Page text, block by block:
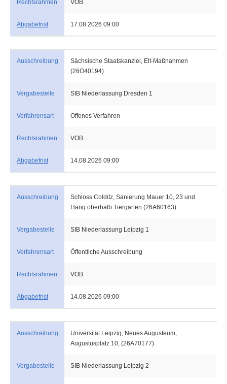
Rechtsrahmen VOB
Abgabefrist 17.08.2026 09:00
Ausschreibung
Sächsische Staatskanzlei, Elt-Maßnahmen
(26O40194)
Vergabestelle SIB Niederlassung Dresden 1
Verfahrensart Offenes Verfahren
Rechtsrahmen VOB
Abgabefrist 14.08.2026 09:00
Ausschreibung
Schloss Colditz, Sanierung Mauer 10, 23 und
Hang oberhalb Tiergarten (26A60163)
Vergabestelle SIB Niederlassung Leipzig 1
Verfahrensart Öffentliche Ausschreibung
Rechtsrahmen VOB
Abgabefrist 14.08.2026 09:00
Ausschreibung
Universität Leipzig, Neues Augusteum,
Augustusplatz 10, (26A70177)
Vergabestelle SIB Niederlassung Leipzig 2